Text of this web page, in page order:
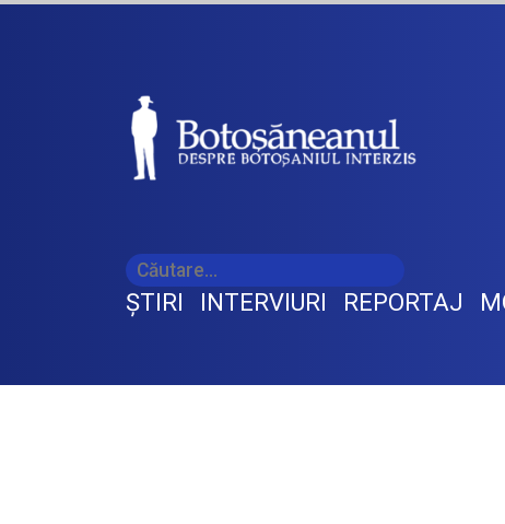
ŞTIRI INTERVIURI REPORTAJ